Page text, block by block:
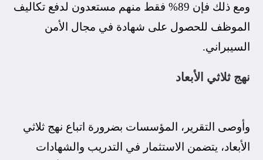
ومع ذلك فإن 89% فقط منهم مستعدون لدفع تكاليف
الموظف للحصول على شهادة في مجال الأمن
السيبراني.
نهج ثلاثي الأبعاد
وأوصى التقرير، المؤسسات بضرورة اتباع نهج ثلاثي
الأبعاد، يتضمن الاستثمار في التدريب والشهادات